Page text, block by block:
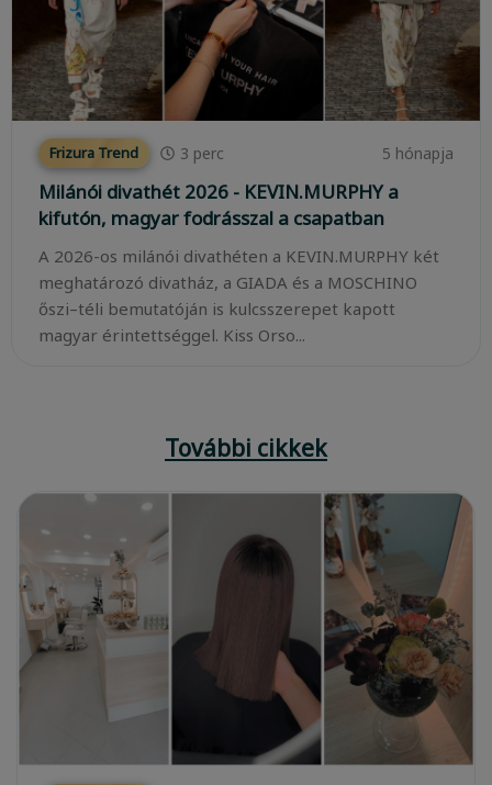
Frizura Trend 3 perc 5 hónapja
Milánói divathét 2026 - KEVIN.MURPHY a
kifutón, magyar fodrásszal a csapatban
A 2026-os milánói divathéten a KEVIN.MURPHY két
meghatározó divatház, a GIADA és a MOSCHINO
őszi–téli bemutatóján is kulcsszerepet kapott
magyar érintettséggel. Kiss Orso...
További cikkek